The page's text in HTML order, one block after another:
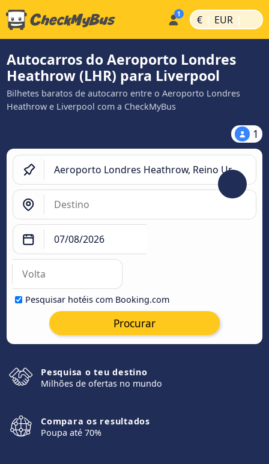
€ | EUR |
Autocarros do Aeroporto Londres
Heathrow (LHR) para Liverpool
Bilhetes baratos de autocarro entre o Aeroporto Londres
Heathrow e Liverpool com a CheckMyBus
1
Pesquisar hotéis com Booking.com
Procurar
Pesquisa o teu destino
Milhões de ofertas no mundo
Compara os resultados
Poupa até 70%